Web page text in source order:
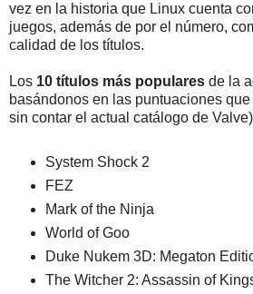
vez en la historia que Linux cuenta
juegos, además de por el número,
calidad de los títulos.
Los 10 títulos más populares de la
basándonos en las puntuaciones
sin contar el actual catálogo de
System Shock 2
FEZ
Mark of the Ninja
World of Goo
Duke Nukem 3D: Megaton
The Witcher 2: Assassin of